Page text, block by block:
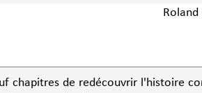
Roland
chapitres de redécouvrir l'histoire